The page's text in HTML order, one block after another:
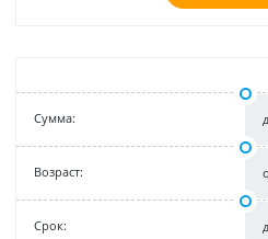
Cумма:
Возраст:
Срок: